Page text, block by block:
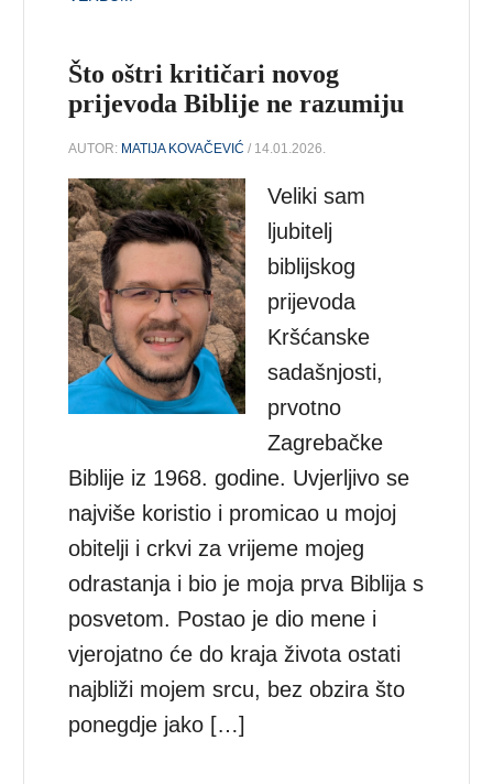
Što oštri kritičari novog
prijevoda Biblije ne razumiju
AUTOR: MATIJA KOVAČEVIĆ / 14.01.2026.
Veliki sam
ljubitelj
biblijskog
prijevoda
Kršćanske
sadašnjosti,
prvotno
Zagrebačke
Biblije iz 1968. godine. Uvjerljivo se
najviše koristio i promicao u mojoj
obitelji i crkvi za vrijeme mojeg
odrastanja i bio je moja prva Biblija s
posvetom. Postao je dio mene i
vjerojatno će do kraja života ostati
najbliži mojem srcu, bez obzira što
ponegdje jako […]